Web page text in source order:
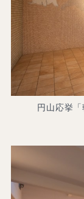
円山応挙